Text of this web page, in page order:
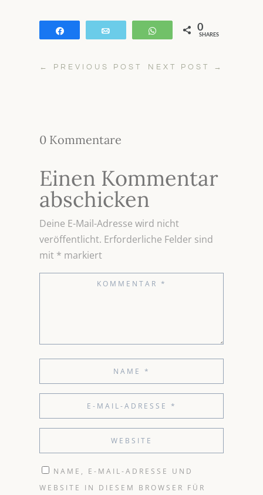
WhatsApp
0
SHARES
← PREVIOUS POST NEXT POST →
0 Kommentare
Einen Kommentar
abschicken
Deine E-Mail-Adresse wird nicht
veröffentlicht. Erforderliche Felder sind
mit * markiert
NAME, E-MAIL-ADRESSE UND
WEBSITE IN DIESEM BROWSER FÜR